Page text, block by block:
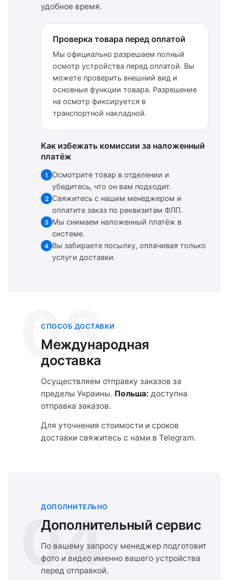
удобное время.
Проверка товара перед оплатой
Мы официально разрешаем полный
осмотр устройства перед оплатой. Вы
можете проверить внешний вид и
основные функции товара. Разрешение
на осмотр фиксируется в
транспортной накладной.
Как избежать комиссии за наложенный
платёж
1
Осмотрите товар в отделении и
убедитесь, что он вам подходит.
2 Свяжитесь с нашим менеджером и
оплатите заказ по реквизитам ФЛП.
3 Мы снимаем наложенный платёж в
системе.
4 Вы забираете посылку, оплачивая только
услуги доставки.
03
СПОСОБ ДОСТАВКИ
Международная
доставка
Осуществляем отправку заказов за
пределы Украины. Польша: доступна
отправка заказов.
Для уточнения стоимости и сроков
доставки свяжитесь с нами в Telegram.
04
ДОПОЛНИТЕЛЬНО
Дополнительный сервис
По вашему запросу менеджер подготовит
фото и видео именно вашего устройства
перед отправкой.